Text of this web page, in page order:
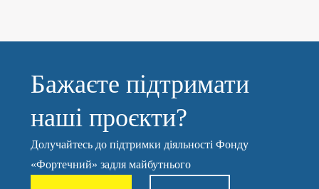
Бажаєте підтримати
наші проєкти?
Долучайтесь до підтримки діяльності Фонду
«Фортечний» задля майбутнього